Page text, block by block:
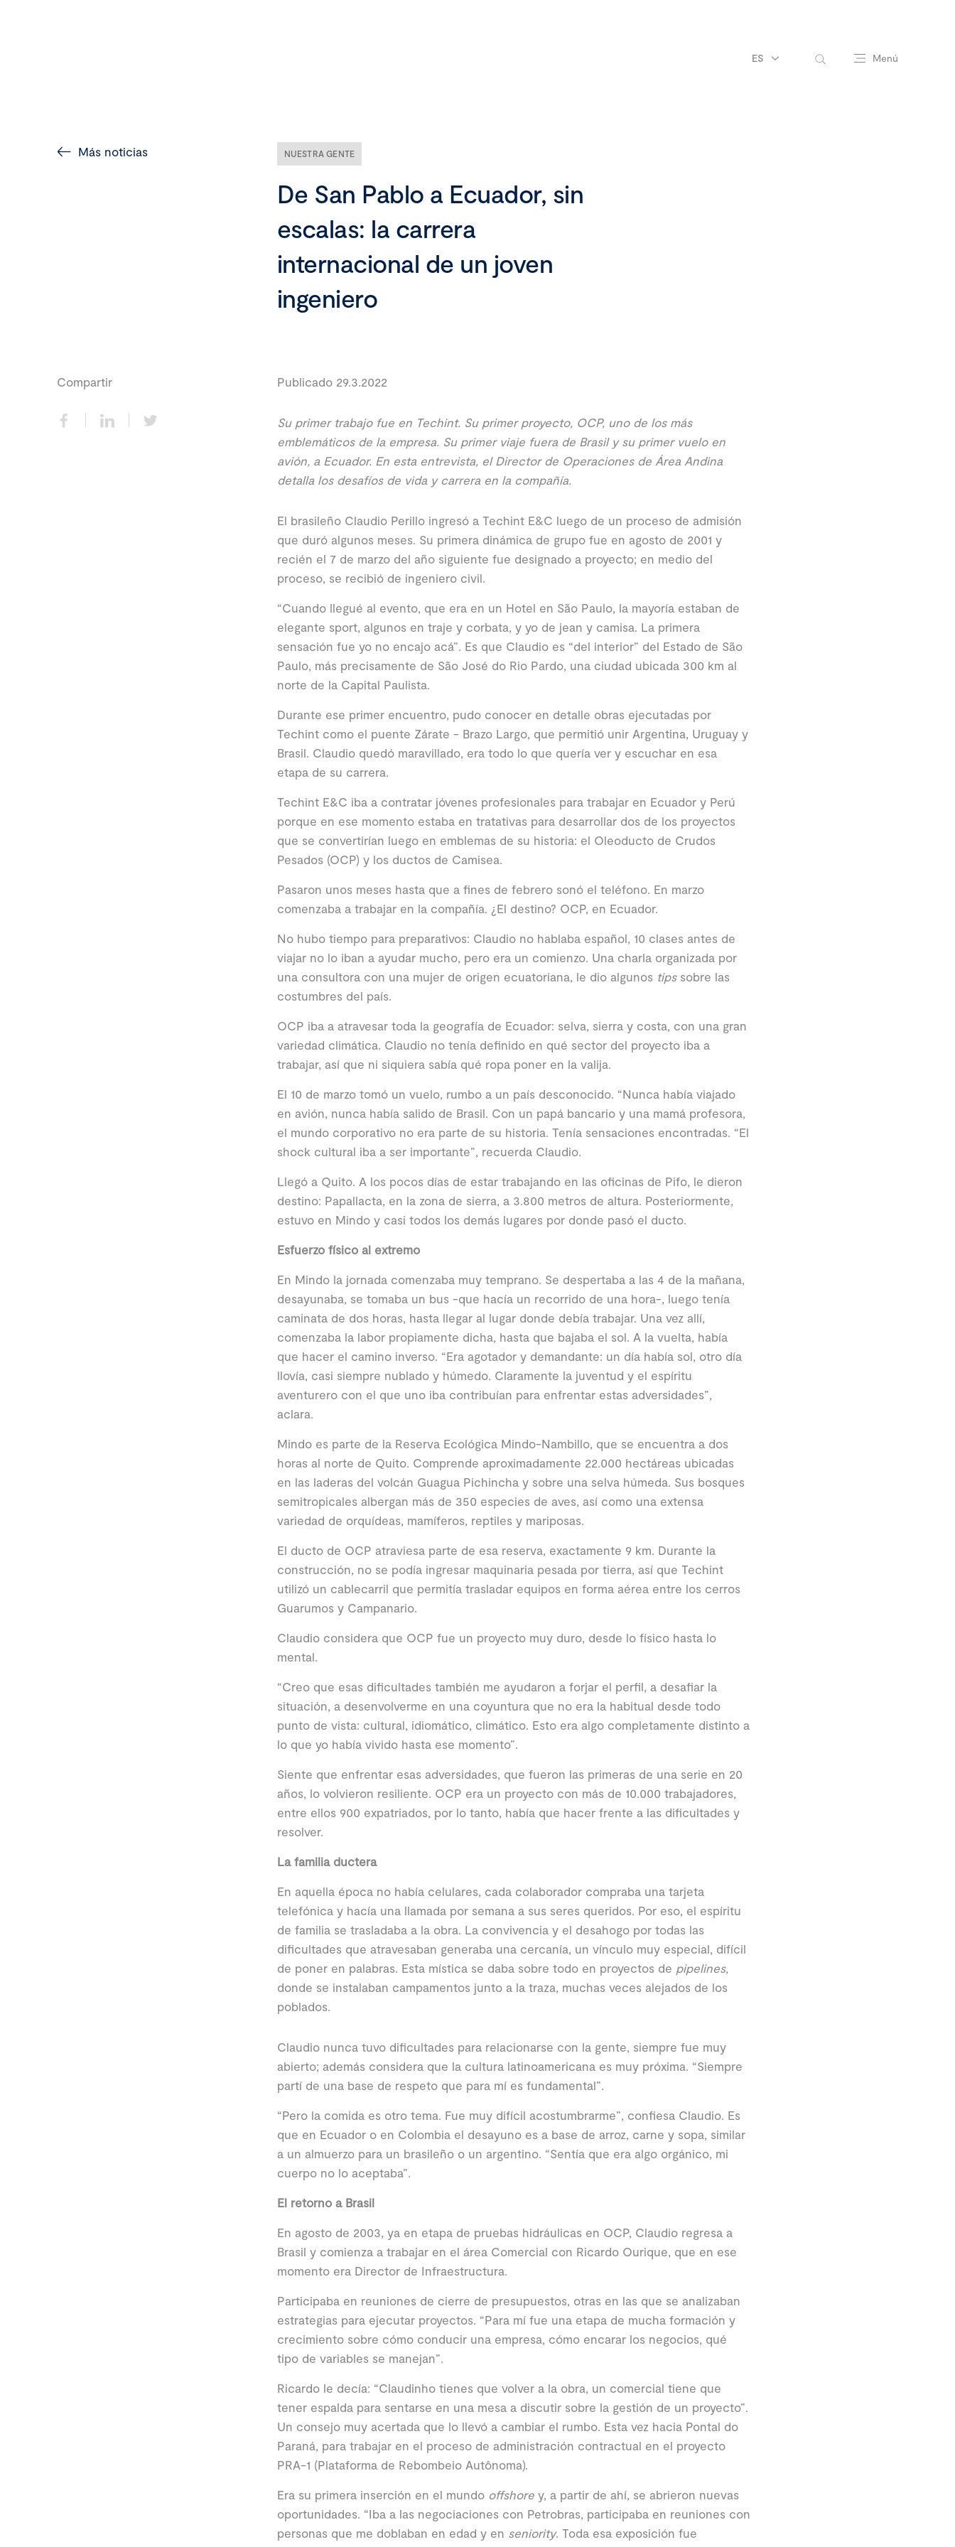
ES Menú
Ética y compliance
Liderazgo
Más noticias NUESTRA GENTE
De San Pablo a Ecuador, sin
escalas: la carrera
internacional de un joven
ingeniero
Compartir Publicado 29.3.2022
Su primer trabajo fue en Techint. Su primer proyecto, OCP, uno de los más
emblemáticos de la empresa. Su primer viaje fuera de Brasil y su primer vuelo en
avión, a Ecuador. En esta entrevista, el Director de Operaciones de Área Andina
detalla los desafíos de vida y carrera en la compañía.
El brasileño Claudio Perillo ingresó a Techint E&C luego de un proceso de admisión
que duró algunos meses. Su primera dinámica de grupo fue en agosto de 2001 y
recién el 7 de marzo del año siguiente fue designado a proyecto; en medio del
proceso, se recibió de ingeniero civil.
“Cuando llegué al evento, que era en un Hotel en São Paulo, la mayoría estaban de
elegante sport, algunos en traje y corbata, y yo de jean y camisa. La primera
sensación fue yo no encajo acá”. Es que Claudio es “del interior” del Estado de São
Paulo, más precisamente de São José do Rio Pardo, una ciudad ubicada 300 km al
norte de la Capital Paulista.
Durante ese primer encuentro, pudo conocer en detalle obras ejecutadas por
Techint como el puente Zárate - Brazo Largo, que permitió unir Argentina, Uruguay y
Brasil. Claudio quedó maravillado, era todo lo que quería ver y escuchar en esa
etapa de su carrera.
Techint E&C iba a contratar jóvenes profesionales para trabajar en Ecuador y Perú
porque en ese momento estaba en tratativas para desarrollar dos de los proyectos
que se convertirían luego en emblemas de su historia: el Oleoducto de Crudos
Pesados (OCP) y los ductos de Camisea.
Pasaron unos meses hasta que a fines de febrero sonó el teléfono. En marzo
comenzaba a trabajar en la compañía. ¿El destino? OCP, en Ecuador.
No hubo tiempo para preparativos: Claudio no hablaba español, 10 clases antes de
viajar no lo iban a ayudar mucho, pero era un comienzo. Una charla organizada por
una consultora con una mujer de origen ecuatoriana, le dio algunos tipssobre las
costumbres del país.
OCP iba a atravesar toda la geografía de Ecuador: selva, sierra y costa, con una gran
variedad climática. Claudio no tenía definido en qué sector del proyecto iba a
trabajar, así que ni siquiera sabía qué ropa poner en la valija.
El 10 de marzo tomó un vuelo, rumbo a un país desconocido. “Nunca había viajado
en avión, nunca había salido de Brasil. Con un papá bancario y una mamá profesora,
el mundo corporativo no era parte de su historia. Tenía sensaciones encontradas. “El
shock cultural iba a ser importante”, recuerda Claudio.
Llegó a Quito. A los pocos días de estar trabajando en las oficinas de Pifo, le dieron
destino: Papallacta, en la zona de sierra, a 3.800 metros de altura. Posteriormente,
estuvo en Mindo y casi todos los demás lugares por donde pasó el ducto.
Esfuerzo físico al extremo
En Mindo la jornada comenzaba muy temprano. Se despertaba a las 4 de la mañana,
desayunaba, se tomaba un bus -que hacía un recorrido de una hora-, luego tenía
caminata de dos horas, hasta llegar al lugar donde debía trabajar. Una vez allí,
comenzaba la labor propiamente dicha, hasta que bajaba el sol. A la vuelta, había
que hacer el camino inverso. “Era agotador y demandante: un día había sol, otro día
llovía, casi siempre nublado y húmedo. Claramente la juventud y el espíritu
aventurero con el que uno iba contribuían para enfrentar estas adversidades”,
aclara.
Mindo es parte de la Reserva Ecológica Mindo-Nambillo, que se encuentra a dos
horas al norte de Quito. Comprende aproximadamente 22.000 hectáreas ubicadas
en las laderas del volcán Guagua Pichincha y sobre una selva húmeda. Sus bosques
semitropicales albergan más de 350 especies de aves, así como una extensa
variedad de orquídeas, mamíferos, reptiles y mariposas.
El ducto de OCP atraviesa parte de esa reserva, exactamente 9 km. Durante la
construcción, no se podía ingresar maquinaria pesada por tierra, así que Techint
utilizó un cablecarril que permitía trasladar equipos en forma aérea entre los cerros
Guarumos y Campanario.
Claudio considera que OCP fue un proyecto muy duro, desde lo físico hasta lo
mental.
“Creo que esas dificultades también me ayudaron a forjar el perfil, a desafiar la
situación, a desenvolverme en una coyuntura que no era la habitual desde todo
punto de vista: cultural, idiomático, climático. Esto era algo completamente distinto a
lo que yo había vivido hasta ese momento”.
Siente que enfrentar esas adversidades, que fueron las primeras de una serie en 20
años, lo volvieron resiliente. OCP era un proyecto con más de 10.000 trabajadores,
entre ellos 900 expatriados, por lo tanto, había que hacer frente a las dificultades y
resolver.
La familia ductera
En aquella época no había celulares, cada colaborador compraba una tarjeta
telefónica y hacía una llamada por semana a sus seres queridos. Por eso, el espíritu
de familia se trasladaba a la obra. La convivencia y el desahogo por todas las
dificultades que atravesaban generaba una cercanía, un vínculo muy especial, difícil
de poner en palabras. Esta mística se daba sobre todo en proyectos de pipelines,
donde se instalaban campamentos junto a la traza, muchas veces alejados de los
poblados.
Claudio nunca tuvo dificultades para relacionarse con la gente, siempre fue muy
abierto; además considera que la cultura latinoamericana es muy próxima. “Siempre
partí de una base de respeto que para mí es fundamental”.
“Pero la comida es otro tema. Fue muy difícil acostumbrarme”, confiesa Claudio. Es
que en Ecuador o en Colombia el desayuno es a base de arroz, carne y sopa, similar
a un almuerzo para un brasileño o un argentino. “Sentía que era algo orgánico, mi
cuerpo no lo aceptaba”.
El retorno a Brasil
En agosto de 2003, ya en etapa de pruebas hidráulicas en OCP, Claudio regresa a
Brasil y comienza a trabajar en el área Comercial con Ricardo Ourique, que en ese
momento era Director de Infraestructura.
Participaba en reuniones de cierre de presupuestos, otras en las que se analizaban
estrategias para ejecutar proyectos. “Para mí fue una etapa de mucha formación y
crecimiento sobre cómo conducir una empresa, cómo encarar los negocios, qué
tipo de variables se manejan”.
Ricardo le decía: “Claudinho tienes que volver a la obra, un comercial tiene que
tener espalda para sentarse en una mesa a discutir sobre la gestión de un proyecto”.
Un consejo muy acertada que lo llevó a cambiar el rumbo. Esta vez hacia Pontal do
Paraná, para trabajar en el proceso de administración contractual en el proyecto
PRA-1 (Plataforma de Rebombeio Autônoma).
Era su primera inserción en el mundo offshorey, a partir de ahí, se abrieron nuevas
oportunidades. “Iba a las negociaciones con Petrobras, participaba en reuniones con
personas que me doblaban en edad y en seniority. Toda esa exposición fue